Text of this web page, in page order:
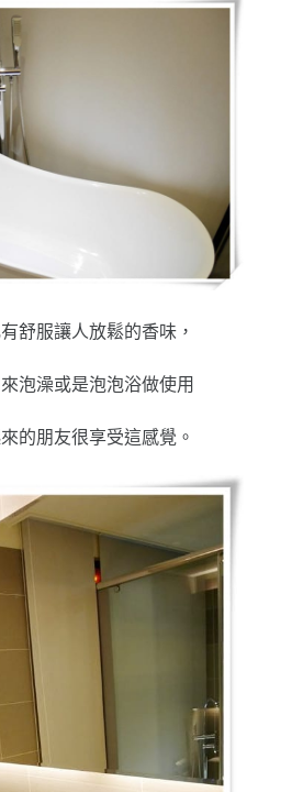
舒服讓人放鬆的香味，
泡澡或是泡泡浴做使用
的朋友很享受這感覺。